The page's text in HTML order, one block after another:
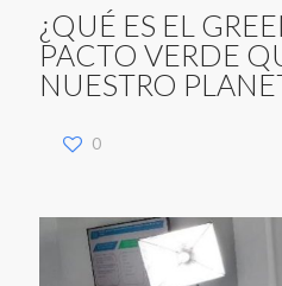
¿QUÉ ES EL
PACTO VERDE
NUESTRO
0